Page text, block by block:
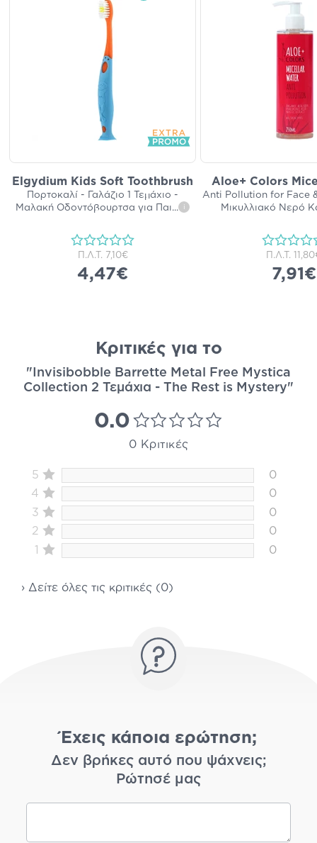
Elgydium Kids Soft Toothbrush
Πορτοκαλί - Γαλάζιο 1 Τεμάχιο -
Μαλακή Οδοντόβουρτσα για Παι... i
Π.Λ.Τ. 7,10€
4,47€
Aloe+ Colors
Anti Pollution for Face
Μικυλλιακό Νερό
Π.Λ.Τ.
7,91€
Κριτικές για το
"Invisibobble Barrette Metal Free Mystica
Collection 2 Τεμάχια - The Rest is Mystery"
0.0
0 Κριτικές
5
0
4
0
3
0
2
0
1
0
› Δείτε όλες τις κριτικές (0)
Έχεις κάποια ερώτηση;
Δεν βρήκες αυτό που ψάχνεις;
Ρώτησέ μας